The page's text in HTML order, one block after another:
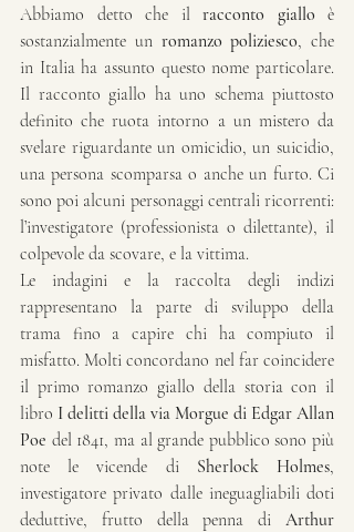
Abbiamo detto che il racconto giallo è
sostanzialmente un romanzo poliziesco, che
in Italia ha assunto questo nome particolare.
Il racconto giallo ha uno schema piuttosto
definito che ruota intorno a un mistero da
svelare riguardante un omicidio, un suicidio,
una persona scomparsa o anche un furto. Ci
sono poi alcuni personaggi centrali ricorrenti:
l’investigatore (professionista o dilettante), il
colpevole da scovare, e la vittima.
Le indagini e la raccolta degli indizi
rappresentano la parte di sviluppo della
trama fino a capire chi ha compiuto il
misfatto. Molti concordano nel far coincidere
il primo romanzo giallo della storia con il
libro I delitti della via Morgue di Edgar Allan
Poe del 1841, ma al grande pubblico sono più
note le vicende di Sherlock Holmes,
investigatore privato dalle ineguagliabili doti
deduttive, frutto della penna di Arthur